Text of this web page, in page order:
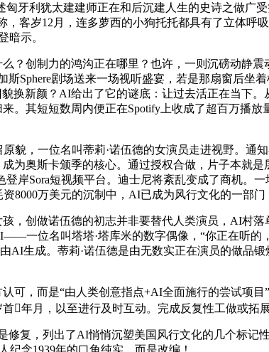
牙利犹太建建师正在和后沉建人生的史诗之做广
客岁12月，连多萝西的小狗托托都具有了立体呼
暗示。
创制力的鸿沟正在哪里？也许，一则沉磅动静震
Sphere剧场送来一场视听盛宴，若是那扇窗后坐
换新颜？AI给出了它的谜底：让过去活正在当下
。其短短数周内便正在Spotify上收成了超百万播
，一位名叫蒂莉·诺伍德的女演员走进视野。通
为奥斯卡颁季的核心。通过授权合做，片子本就
岸Sora短视频平台。迪士尼将紊乱变成了商机。
8000万美元的沉制中，AI已成为风行文化的一部门
创做诺伍德的初志并非要替代人类演员，AI村落
一位名叫塔塔·塔库米的数字偶像，“你正在听
AI生成。蒂莉·诺伍德是由无数实正在演员的做品
，而是“由人类创意指点+AI全面施行的尝试项目
年月，以至进行及时互动。完成反复性工做或拓
，列出了AI悄悄沉塑美国风行文化的几个标记